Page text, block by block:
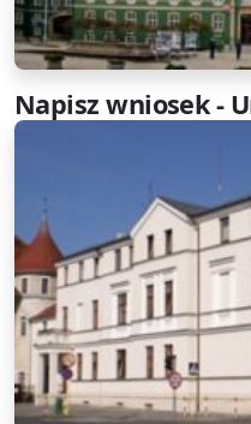
Napisz wniosek -